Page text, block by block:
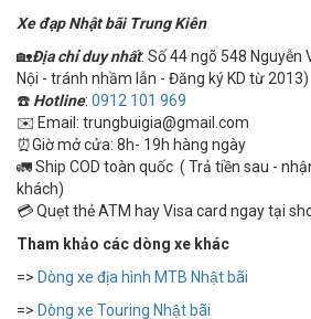
Xe đạp Nhật bãi Trung Kiên
🏡Địa chỉ duy nhất: Số 44 ngõ 548 Nguyễn
Nội - tránh nhầm lẫn - Đăng ký KD từ 2013)
☎️ Hotline: 0912 101 969
✉️ Email: trungbuigia@gmail.com
⏰Giờ mở cửa: 8h- 19h hàng ngày
🚛 Ship COD toàn quốc ( Trả tiền sau -
khách)
💳 Quẹt thẻ ATM hay Visa card ngay tại
Tham khảo các dòng xe khác
=> Dòng xe địa hình MTB Nhật bãi
=> Dòng xe Touring Nhật bãi